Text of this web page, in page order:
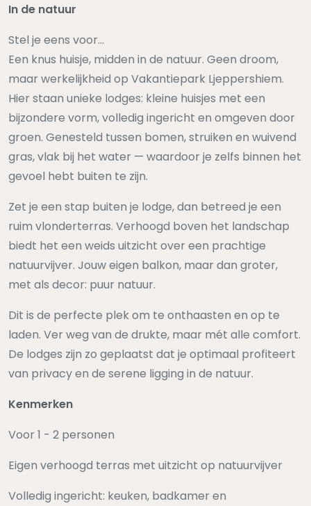
In de natuur
Stel je eens voor...
Een knus huisje, midden in de natuur. Geen droom,
maar werkelijkheid op Vakantiepark Ljeppershiem.
Hier staan unieke lodges: kleine huisjes met een
bijzondere vorm, volledig ingericht en omgeven door
groen. Genesteld tussen bomen, struiken en wuivend
gras, vlak bij het water — waardoor je zelfs binnen het
gevoel hebt buiten te zijn.
Zet je een stap buiten je lodge, dan betreed je een
ruim vlonderterras. Verhoogd boven het landschap
biedt het een weids uitzicht over een prachtige
natuurvijver. Jouw eigen balkon, maar dan groter,
met als decor: puur natuur.
Dit is de perfecte plek om te onthaasten en op te
laden. Ver weg van de drukte, maar mét alle comfort.
De lodges zijn zo geplaatst dat je optimaal profiteert
van privacy en de serene ligging in de natuur.
Kenmerken
Voor 1 - 2 personen
Eigen verhoogd terras met uitzicht op natuurvijver
Volledig ingericht: keuken, badkamer en